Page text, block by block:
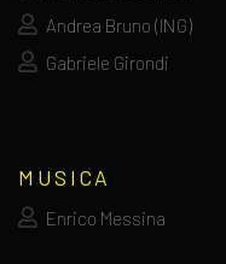
Andrea Bruno (ING)
Gabriele Girondi
MUSICA
Enrico Messina